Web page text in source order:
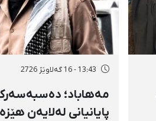
13:43 - 16 گەلاوێژ 2726
مەهاباد؛
پایانیانی لەلایەن